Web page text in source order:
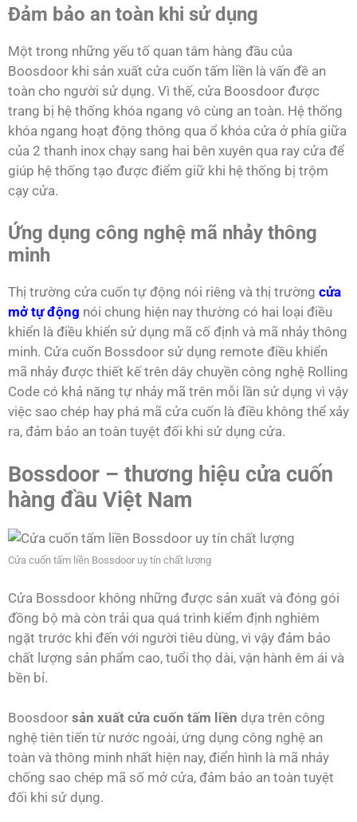
Đảm bảo an toàn khi sử dụng
Một trong những yếu tố quan tâm hàng đầu của
Boosdoor khi sản xuất cửa cuốn tấm liền là vấn đề an
toàn cho người sử dụng. Vì thế, cửa Boosdoor được
trang bị hệ thống khóa ngang vô cùng an toàn. Hệ thống
khóa ngang hoạt động thông qua ổ khóa cửa ở phía giữa
của 2 thanh inox chạy sang hai bên xuyên qua ray cửa để
giúp hệ thống tạo được điểm giữ khi hệ thống bị trộm
cạy cửa.
Ứng dụng công nghệ mã nhảy thông
minh
Thị trường cửa cuốn tự động nói riêng và thị trường cửa
mở tự động nói chung hiện nay thường có hai loại điều
khiển là điều khiển sử dụng mã cố định và mã nhảy thông
minh. Cửa cuốn Bossdoor sử dụng remote điều khiển
mã nhảy được thiết kế trên dây chuyền công nghệ Rolling
Code có khả năng tự nhảy mã trên mỗi lần sử dụng vì vậy
việc sao chép hay phá mã cửa cuốn là điều không thể xảy
ra, đảm bảo an toàn tuyệt đối khi sử dụng cửa.
Bossdoor – thương hiệu cửa cuốn
hàng đầu Việt Nam
Cửa cuốn tấm liền Bossdoor uy tín chất lượng
Cửa Bossdoor không những được sản xuất và đóng gói
đồng bộ mà còn trải qua quá trình kiểm định nghiêm
ngặt trước khi đến với người tiêu dùng, vì vậy đảm bảo
chất lượng sản phẩm cao, tuổi thọ dài, vận hành êm ái và
bền bỉ.
Boosdoor sản xuất cửa cuốn tấm liền dựa trên công
nghệ tiên tiến từ nước ngoài, ứng dụng công nghệ an
toàn và thông minh nhất hiện nay, điển hình là mã nhảy
chống sao chép mã số mở cửa, đảm bảo an toàn tuyệt
đối khi sử dụng.